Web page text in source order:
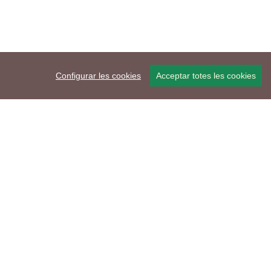
Configurar les cookies Acceptar totes les cookies